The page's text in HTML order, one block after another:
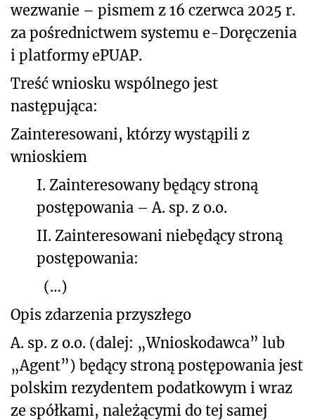
wezwanie – pismem z 16 czerwca 2025 r.
za pośrednictwem systemu e-Doręczenia
i platformy ePUAP.
Treść wniosku wspólnego jest
następująca:
Zainteresowani, którzy wystąpili z
wnioskiem
I. Zainteresowany będący stroną
postępowania – A. sp. z o.o.
II. Zainteresowani niebędący stroną
postępowania:
(…)
Opis zdarzenia przyszłego
A. sp. z o.o. (dalej: „Wnioskodawca” lub
„Agent”) będący stroną postępowania jest
polskim rezydentem podatkowym i wraz
ze spółkami, należącymi do tej samej